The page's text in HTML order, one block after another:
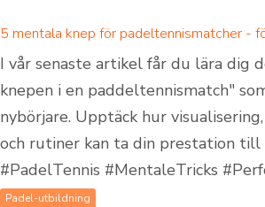
I vår senaste artikel får du lära dig
knepen i en paddeltennismatch"
nybörjare. Upptäck hur
och rutiner kan ta din prestation till
#PadelTennis #MentaleTricks
Padel-utbildning